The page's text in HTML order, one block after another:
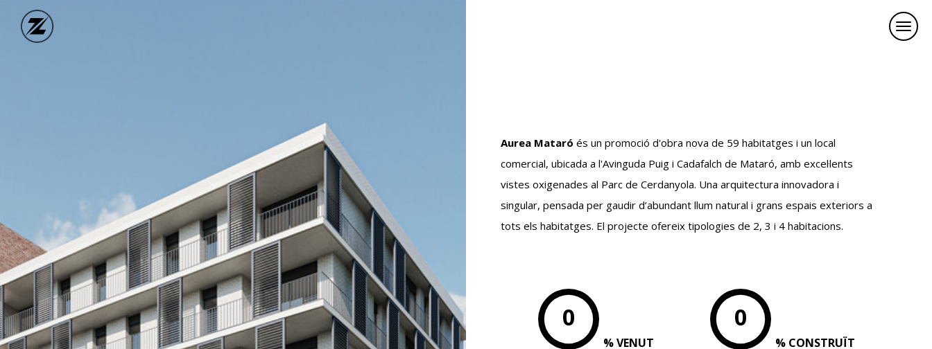
Aurea
Aurea Mataró és un promoció d'obra nova de 59 habitatges i un local
comercial, ubicada a l'Avinguda Puig i Cadafalch de Mataró, amb excel·lents
vistes oxigenades al Parc de Cerdanyola. Una arquitectura innovadora i
singular, pensada per gaudir d’abundant llum natural i grans espais exteriors a
tots els habitatges. El projecte ofereix tipologies de 2, 3 i 4 habitacions.
0
% VENUT
0
% CONSTRUÏT